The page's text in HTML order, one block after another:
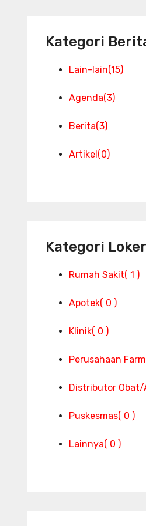
Kategori
Lain-lain(15)
Agenda(3)
Berita(3)
Artikel(0)
Kategori Loker
Rumah Sakit( 1 )
Apotek( 0 )
Klinik( 0 )
Perusahaan
Distributor Obat/
Puskesmas( 0 )
Lainnya( 0 )